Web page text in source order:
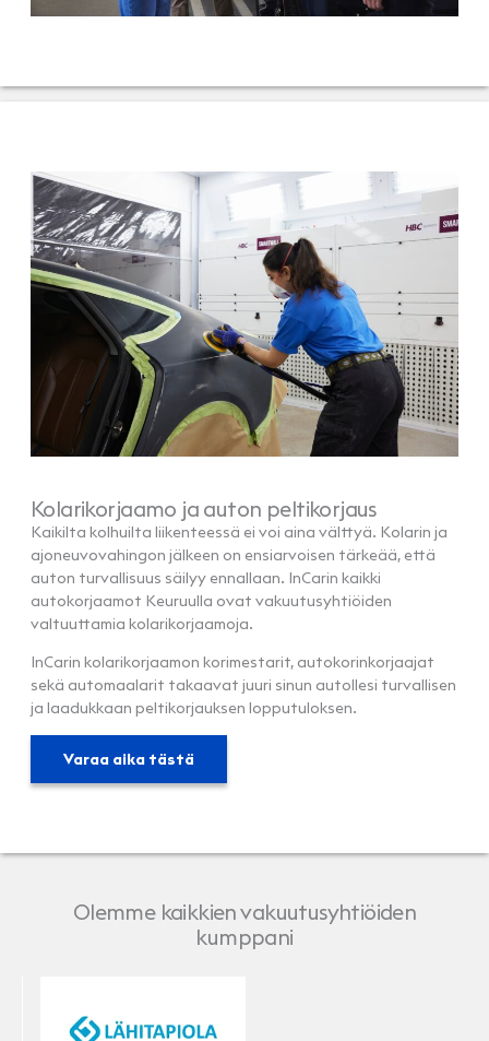
Kolarikorjaamo ja auton peltikorjaus
Kaikilta kolhuilta liikenteessä ei voi aina välttyä. Kolarin ja
ajoneuvovahingon jälkeen on ensiarvoisen tärkeää, että
auton turvallisuus säilyy ennallaan. InCarin kaikki
autokorjaamot Keuruulla ovat vakuutusyhtiöiden
valtuuttamia kolarikorjaamoja.
InCarin kolarikorjaamon korimestarit, autokorinkorjaajat
sekä automaalarit takaavat juuri sinun autollesi turvallisen
ja laadukkaan peltikorjauksen lopputuloksen.
Varaa aika tästä
Olemme kaikkien vakuutusyhtiöiden
kumppani
LähiTapiola